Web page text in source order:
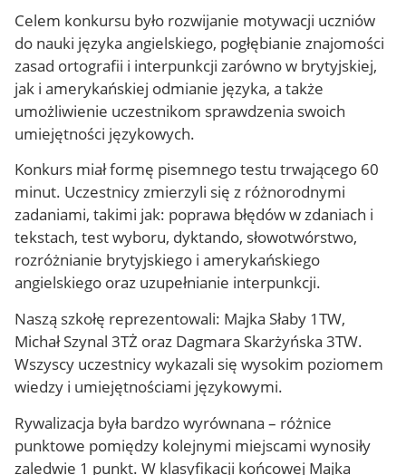
Celem konkursu było rozwijanie motywacji uczniów
do nauki języka angielskiego, pogłębianie znajomości
zasad ortografii i interpunkcji zarówno w brytyjskiej,
jak i amerykańskiej odmianie języka, a także
umożliwienie uczestnikom sprawdzenia swoich
umiejętności językowych.
Konkurs miał formę pisemnego testu trwającego 60
minut. Uczestnicy zmierzyli się z różnorodnymi
zadaniami, takimi jak: poprawa błędów w zdaniach i
tekstach, test wyboru, dyktando, słowotwórstwo,
rozróżnianie brytyjskiego i amerykańskiego
angielskiego oraz uzupełnianie interpunkcji.
Naszą szkołę reprezentowali: Majka Słaby 1TW,
Michał Szynal 3TŻ oraz Dagmara Skarżyńska 3TW.
Wszyscy uczestnicy wykazali się wysokim poziomem
wiedzy i umiejętnościami językowymi.
Rywalizacja była bardzo wyrównana – różnice
punktowe pomiędzy kolejnymi miejscami wynosiły
zaledwie 1 punkt. W klasyfikacji końcowej Majka